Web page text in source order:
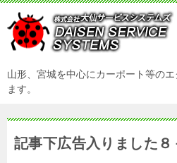
山形、宮城を中心にカーポート等の
ます。
記事下広告入りました８